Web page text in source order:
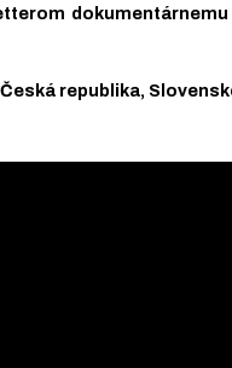
republika,